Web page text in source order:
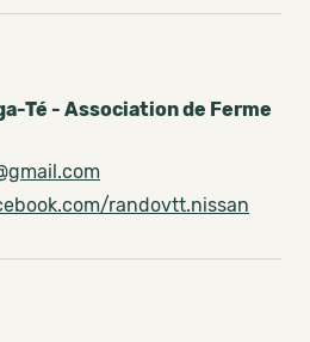
Té - Association de Ferme
randovtt.nissan